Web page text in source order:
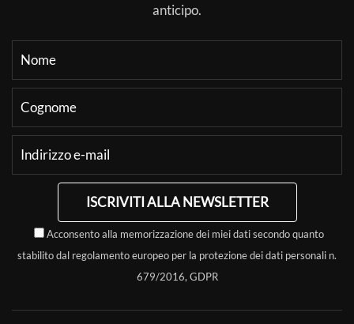
anticipo.
ISCRIVITI ALLA NEWSLETTER
Acconsento alla memorizzazione dei miei dati secondo quanto
stabilito dal regolamento europeo per la protezione dei dati personali n.
679/2016, GDPR